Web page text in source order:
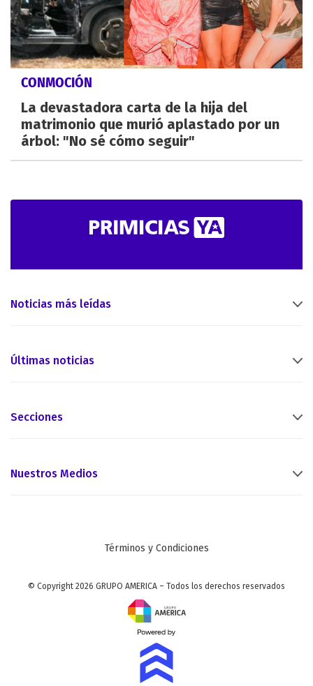
CONMOCIÓN
La devastadora carta de la hija del
matrimonio que murió aplastado por un
árbol: "No sé cómo seguir"
Noticias más leídas
Últimas noticias
Secciones
Nuestros Medios
Términos y Condiciones
© Copyright 2026 GRUPO AMERICA – Todos los derechos reservados